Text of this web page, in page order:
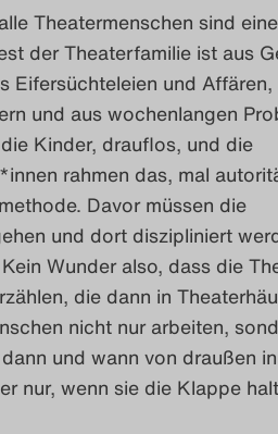
Theatermenschen sind
der Theaterfamilie ist aus
Eifersüchteleien und Affären,
und aus wochenlangen
Kinder, drauflos, und die
rahmen das, mal
Davor müssen die
und dort diszipliniert
Wunder also, dass die
die dann in
nicht nur arbeiten,
und wann von draußen
nur, wenn sie die Klappe